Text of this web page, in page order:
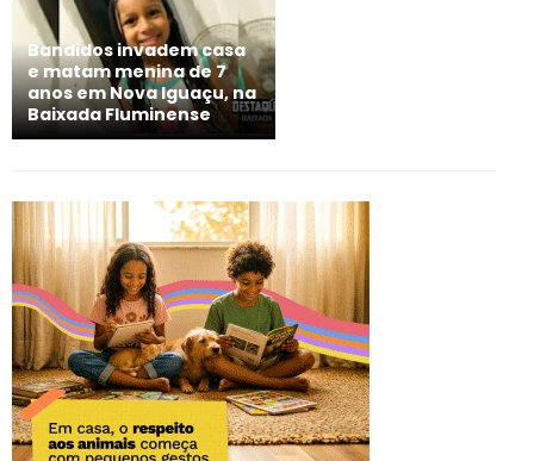
Bandidos invadem casa
e matam menina de 7
anos em Nova Iguaçu, na
Baixada Fluminense